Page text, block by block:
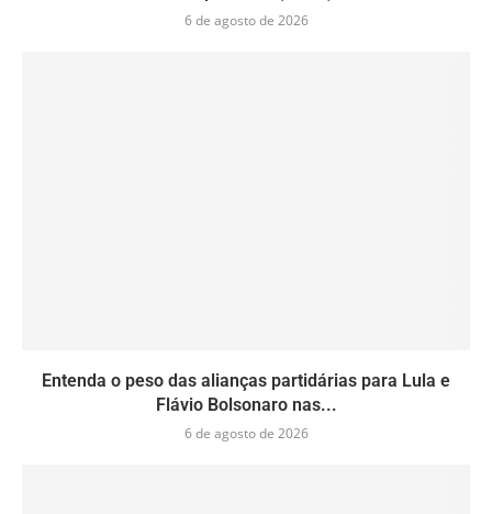
6 de agosto de 2026
Entenda o peso das alianças partidárias para Lula e
Flávio Bolsonaro nas...
6 de agosto de 2026